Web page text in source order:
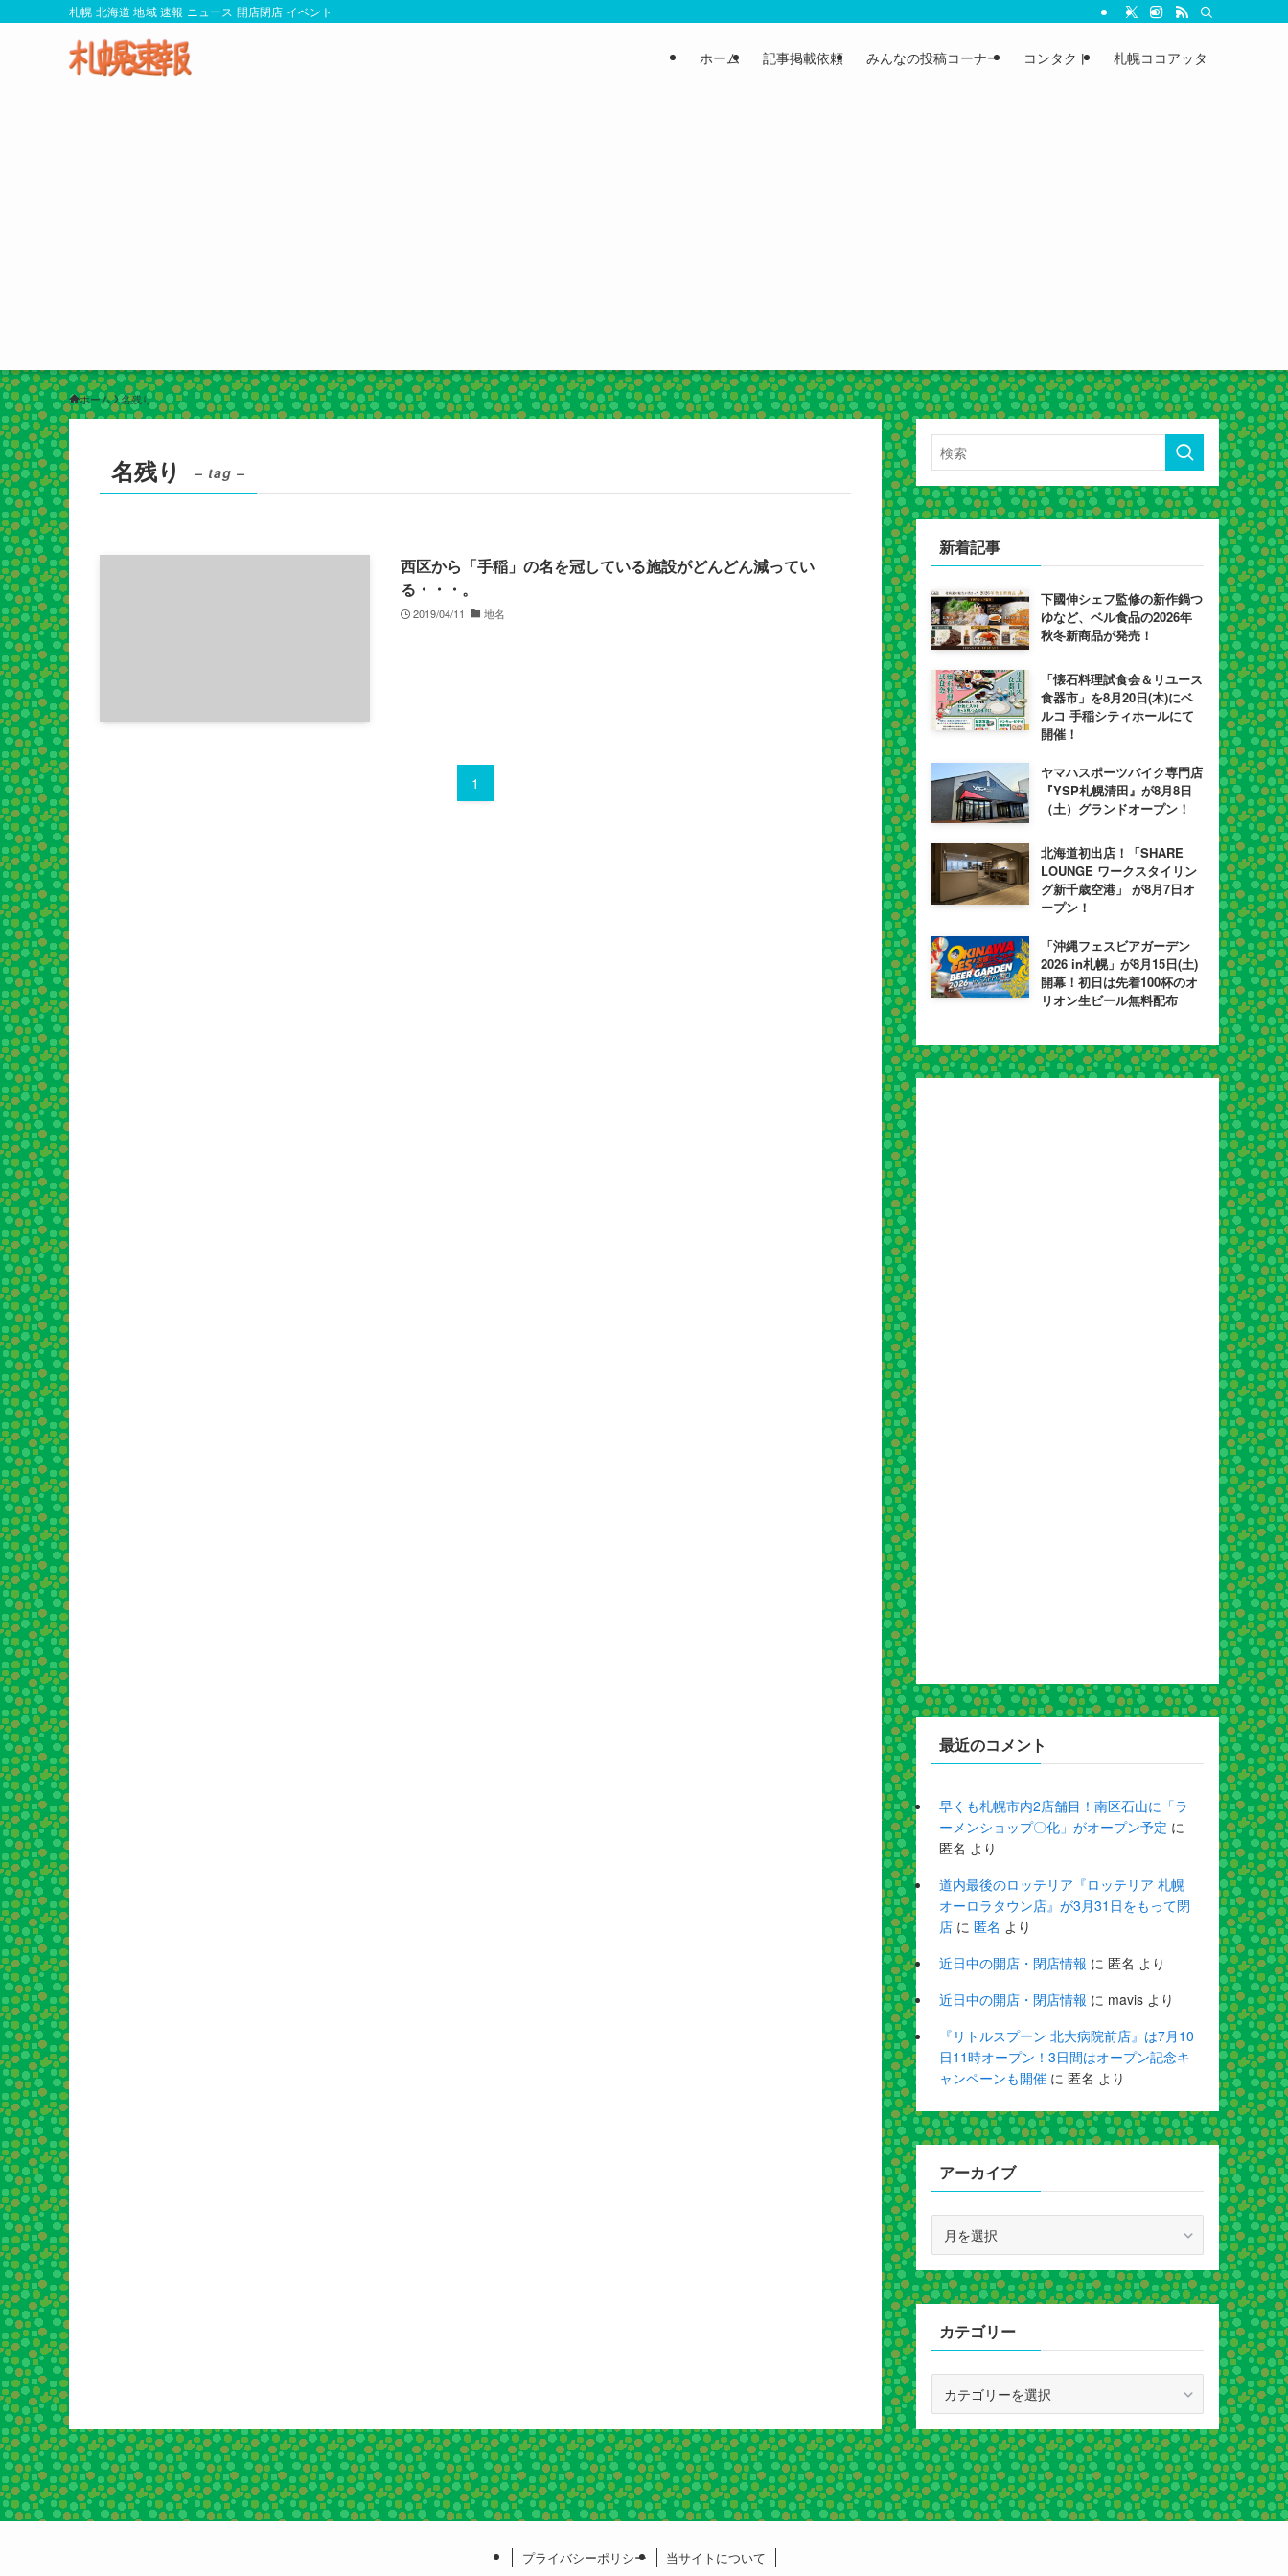
札幌 北海道 地域 速報 ニュース 開店閉店 イベント
ホーム 記事掲載依頼 みんなの投稿コーナー コンタクト 札幌ココアッタ
ホーム 名残り
名残り – tag –
西区から「手稲」の名を冠している施設がどんどん減ってい
る・・・。
2019/04/11 地名
1
新着記事
下國伸シェフ監修の新作鍋つ
ゆなど、ベル食品の2026年
秋冬新商品が発売！
「懐石料理試食会＆リユース
食器市」を8月20日(木)にベ
ルコ 手稲シティホールにて
開催！
ヤマハスポーツバイク専門店
『YSP札幌清田』が8月8日
（土）グランドオープン！
北海道初出店！「SHARE
LOUNGE ワークスタイリン
グ新千歳空港」 が8月7日オ
ープン！
「沖縄フェスビアガーデン
2026 in札幌」が8月15日(土)
開幕！初日は先着100杯のオ
リオン生ビール無料配布
最近のコメント
早くも札幌市内2店舗目！南区石山に「ラ
ーメンショップ〇化」がオープン予定 に
匿名 より
道内最後のロッテリア『ロッテリア 札幌
オーロラタウン店』が3月31日をもって閉
店 に 匿名 より
近日中の開店・閉店情報 に 匿名 より
近日中の開店・閉店情報 に mavis より
『リトルスプーン 北大病院前店』は7月10
日11時オープン！3日間はオープン記念キ
ャンペーンも開催 に 匿名 より
アーカイブ
カ
イ
ブ
カテゴリー
ゴ
リ
ー
プライバシーポリシー 当サイトについて